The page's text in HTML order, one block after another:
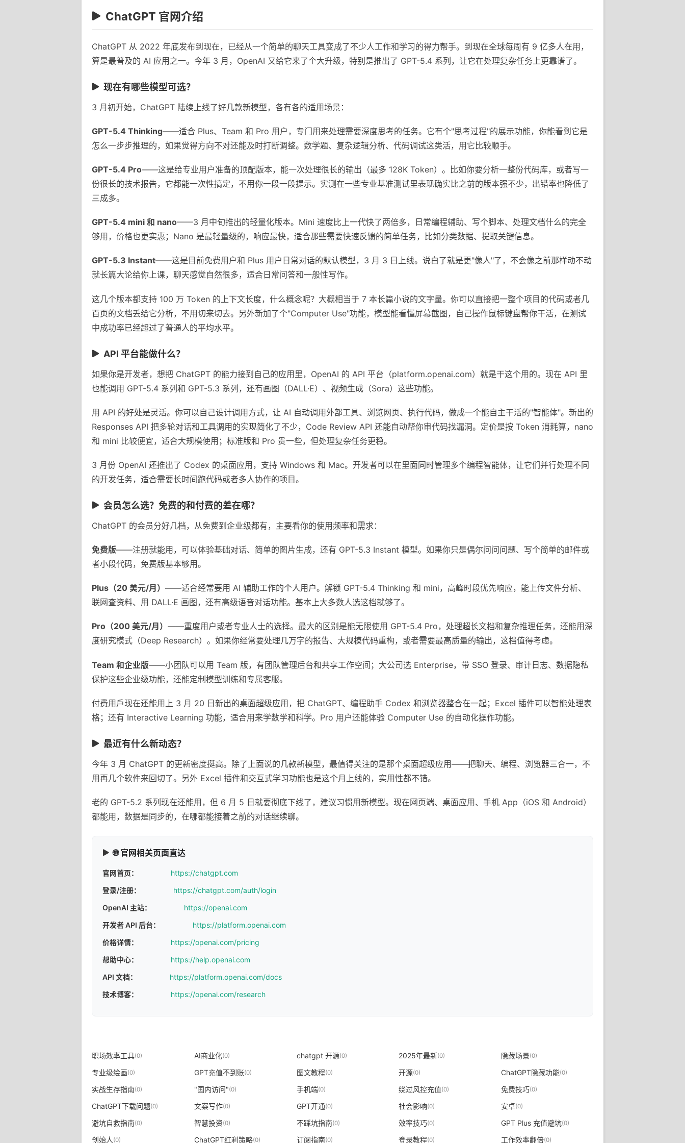
ChatGPT 官网介绍
ChatGPT 从 2022 年底发布到现在，已经从一个简单的聊天工具变成了不少人工作和学习的得力帮手。到现在全球每周有 9 亿多人在用，
算是最普及的 AI 应用之一。今年 3 月，OpenAI 又给它来了个大升级，特别是推出了 GPT-5.4 系列，让它在处理复杂任务上更靠谱了。
现在有哪些模型可选？
3 月初开始，ChatGPT 陆续上线了好几款新模型，各有各的适用场景：
GPT-5.4 Thinking——适合 Plus、Team 和 Pro 用户，专门用来处理需要深度思考的任务。它有个"思考过程"的展示功能，你能看到它是
怎么一步步推理的，如果觉得方向不对还能及时打断调整。数学题、复杂逻辑分析、代码调试这类活，用它比较顺手。
GPT-5.4 Pro——这是给专业用户准备的顶配版本，能一次处理很长的输出（最多 128K Token）。比如你要分析一整份代码库，或者写一
份很长的技术报告，它都能一次性搞定，不用你一段一段提示。实测在一些专业基准测试里表现确实比之前的版本强不少，出错率也降低了
三成多。
GPT-5.4 mini 和 nano——3 月中旬推出的轻量化版本。Mini 速度比上一代快了两倍多，日常编程辅助、写个脚本、处理文档什么的完全
够用，价格也更实惠；Nano 是最轻量级的，响应最快，适合那些需要快速反馈的简单任务，比如分类数据、提取关键信息。
GPT-5.3 Instant——这是目前免费用户和 Plus 用户日常对话的默认模型，3 月 3 日上线。说白了就是更"像人"了，不会像之前那样动不动
就长篇大论给你上课，聊天感觉自然很多，适合日常问答和一般性写作。
这几个版本都支持 100 万 Token 的上下文长度，什么概念呢？大概相当于 7 本长篇小说的文字量。你可以直接把一整个项目的代码或者几
百页的文档丢给它分析，不用切来切去。另外新加了个"Computer Use"功能，模型能看懂屏幕截图，自己操作鼠标键盘帮你干活，在测试
中成功率已经超过了普通人的平均水平。
API 平台能做什么？
如果你是开发者，想把 ChatGPT 的能力接到自己的应用里，OpenAI 的 API 平台（platform.openai.com）就是干这个用的。现在 API 里
也能调用 GPT-5.4 系列和 GPT-5.3 系列，还有画图（DALL·E）、视频生成（Sora）这些功能。
用 API 的好处是灵活。你可以自己设计调用方式，让 AI 自动调用外部工具、浏览网页、执行代码，做成一个能自主干活的"智能体"。新出的
Responses API 把多轮对话和工具调用的实现简化了不少，Code Review API 还能自动帮你审代码找漏洞。定价是按 Token 消耗算，nano
和 mini 比较便宜，适合大规模使用；标准版和 Pro 贵一些，但处理复杂任务更稳。
3 月份 OpenAI 还推出了 Codex 的桌面应用，支持 Windows 和 Mac。开发者可以在里面同时管理多个编程智能体，让它们并行处理不同
的开发任务，适合需要长时间跑代码或者多人协作的项目。
会员怎么选？免费的和付费的差在哪？
ChatGPT 的会员分好几档，从免费到企业级都有，主要看你的使用频率和需求：
免费版——注册就能用，可以体验基础对话、简单的图片生成，还有 GPT-5.3 Instant 模型。如果你只是偶尔问问问题、写个简单的邮件或
者小段代码，免费版基本够用。
Plus（20 美元/月） ——适合经常要用 AI 辅助工作的个人用户。解锁 GPT-5.4 Thinking 和 mini，高峰时段优先响应，能上传文件分析、
联网查资料、用 DALL·E 画图，还有高级语音对话功能。基本上大多数人选这档就够了。
Pro（200 美元/月） ——重度用户或者专业人士的选择。最大的区别是能无限使用 GPT-5.4 Pro，处理超长文档和复杂推理任务，还能用深
度研究模式（Deep Research）。如果你经常要处理几万字的报告、大规模代码重构，或者需要最高质量的输出，这档值得考虑。
Team 和企业版——小团队可以用 Team 版，有团队管理后台和共享工作空间；大公司选 Enterprise，带 SSO 登录、审计日志、数据隐私
保护这些企业级功能，还能定制模型训练和专属客服。
付费用戶现在还能用上 3 月 20 日新出的桌面超级应用，把 ChatGPT、编程助手 Codex 和浏览器整合在一起；Excel 插件可以智能处理表
格；还有 Interactive Learning 功能，适合用来学数学和科学。Pro 用户还能体验 Computer Use 的自动化操作功能。
最近有什么新动态？
今年 3 月 ChatGPT 的更新密度挺高。除了上面说的几款新模型，最值得关注的是那个桌面超级应用——把聊天、编程、浏览器三合一，不
用再几个软件来回切了。另外 Excel 插件和交互式学习功能也是这个月上线的，实用性都不错。
老的 GPT-5.2 系列现在还能用，但 6 月 5 日就要彻底下线了，建议习惯用新模型。现在网页端、桌面应用、手机 App（iOS 和 Android）
都能用，数据是同步的，在哪都能接着之前的对话继续聊。
🌐 官网相关页面直达
官网首页：
https://chatgpt.com
登录/注册：
https://chatgpt.com/auth/login
OpenAI 主站：
https://openai.com
开发者 API 后台：
https://platform.openai.com
价格详情：
https://openai.com/pricing
帮助中心：
https://help.openai.com
API 文档：
https://platform.openai.com/docs
技术博客：
https://openai.com/research
职场效率工具(0) AI商业化(0) chatgpt 开源(0) 2025年最新(0) 隐藏场景(0)
专业级绘画(0) GPT充值不到账(0) 图文教程(0) 开源(0) ChatGPT隐藏功能(0)
实战生存指南(0) "国内访问"(0) 手机端(0) 绕过风控充值(0) 免费技巧(0)
ChatGPT下载问题(0) 文案写作(0) GPT开通(0) 社会影响(0) 安卓(0)
避坑自救指南(0) 智慧投资(0) 不踩坑指南(0) 效率技巧(0) GPT Plus 充值避坑(0)
创始人 (0) ChatGPT红利策略(0) 订阅指南(0) 登录教程(0) 工作效率翻倍(0)